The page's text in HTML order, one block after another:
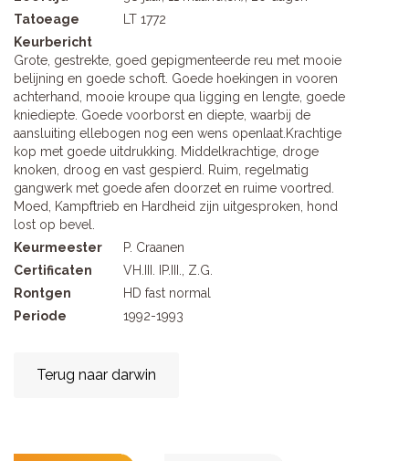
Tatoeage
LT 1772
Keurbericht
Grote, gestrekte, goed gepigmenteerde reu met mooie
belijning en goede schoft. Goede hoekingen in vooren
achterhand, mooie kroupe qua ligging en lengte, goede
kniediepte. Goede voorborst en diepte, waarbij de
aansluiting ellebogen nog een wens openlaat.Krachtige
kop met goede uitdrukking. Middelkrachtige, droge
knoken, droog en vast gespierd. Ruim, regelmatig
gangwerk met goede afen doorzet en ruime voortred.
Moed, Kampftrieb en Hardheid zijn uitgesproken, hond
lost op bevel.
Keurmeester
P. Craanen
Certificaten
VH.III. IP.III., Z.G.
Rontgen
HD fast normal
Periode
1992-1993
Terug naar darwin